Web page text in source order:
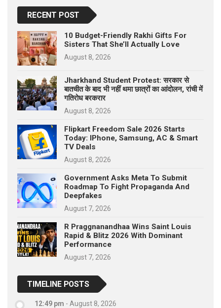
RECENT POST
10 Budget-Friendly Rakhi Gifts For
Sisters That She’ll Actually Love
August 8, 2026
Jharkhand Student Protest: सरकार से
बातचीत के बाद भी नहीं थमा छात्रों का आंदोलन, रांची में
गतिरोध बरकरार
August 8, 2026
Flipkart Freedom Sale 2026 Starts
Today: IPhone, Samsung, AC & Smart
TV Deals
August 8, 2026
Government Asks Meta To Submit
Roadmap To Fight Propaganda And
Deepfakes
August 7, 2026
R Praggnanandhaa Wins Saint Louis
Rapid & Blitz 2026 With Dominant
Performance
August 7, 2026
TIMELINE POSTS
12:49 pm - August 8, 2026